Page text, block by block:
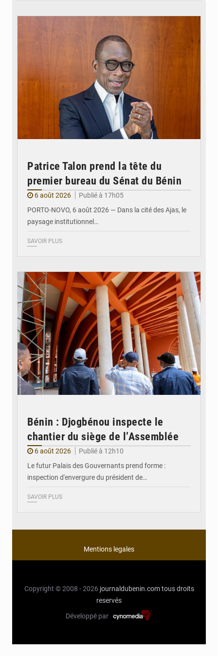
Patrice Talon prend la tête du
premier bureau du Sénat du Bénin
6 août 2026
Publié à 17h05
PORTO-NOVO, 6 août 2026 — Dans la cité des Ajas, le
paysage institutionnel…
SAVOIR PLUS
Bénin : Djogbénou inspecte le
chantier du siège de l’Assemblée
6 août 2026
Publié à 12h10
Le futur Palais des Gouvernants prend forme :
inspection d'envergure du président de…
SAVOIR PLUS
Mentions legales
Copyright © 2008 - 2026 journaldubenin.com tous droits
reservés
Développé par